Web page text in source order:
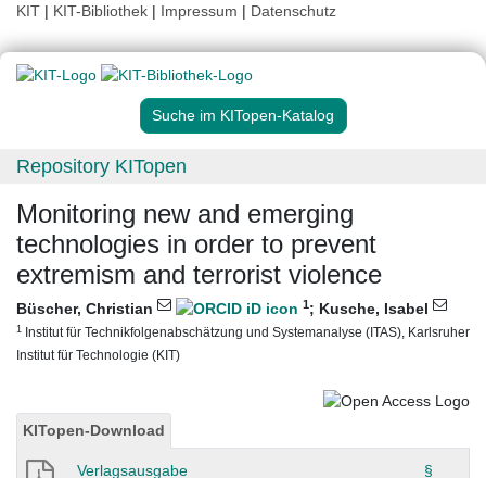
KIT | KIT-Bibliothek | Impressum | Datenschutz
Suche im KITopen-Katalog
Repository KITopen
Monitoring new and emerging
technologies in order to prevent
extremism and terrorist violence
Büscher, Christian 1; Kusche, Isabel
1 Institut für Technikfolgenabschätzung und Systemanalyse (ITAS), Karlsruher
Institut für Technologie (KIT)
KITopen-Download
Verlagsausgabe §